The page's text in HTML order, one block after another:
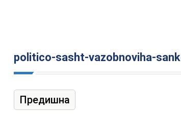
politico-sasht-vazobnoviha-
Предишна